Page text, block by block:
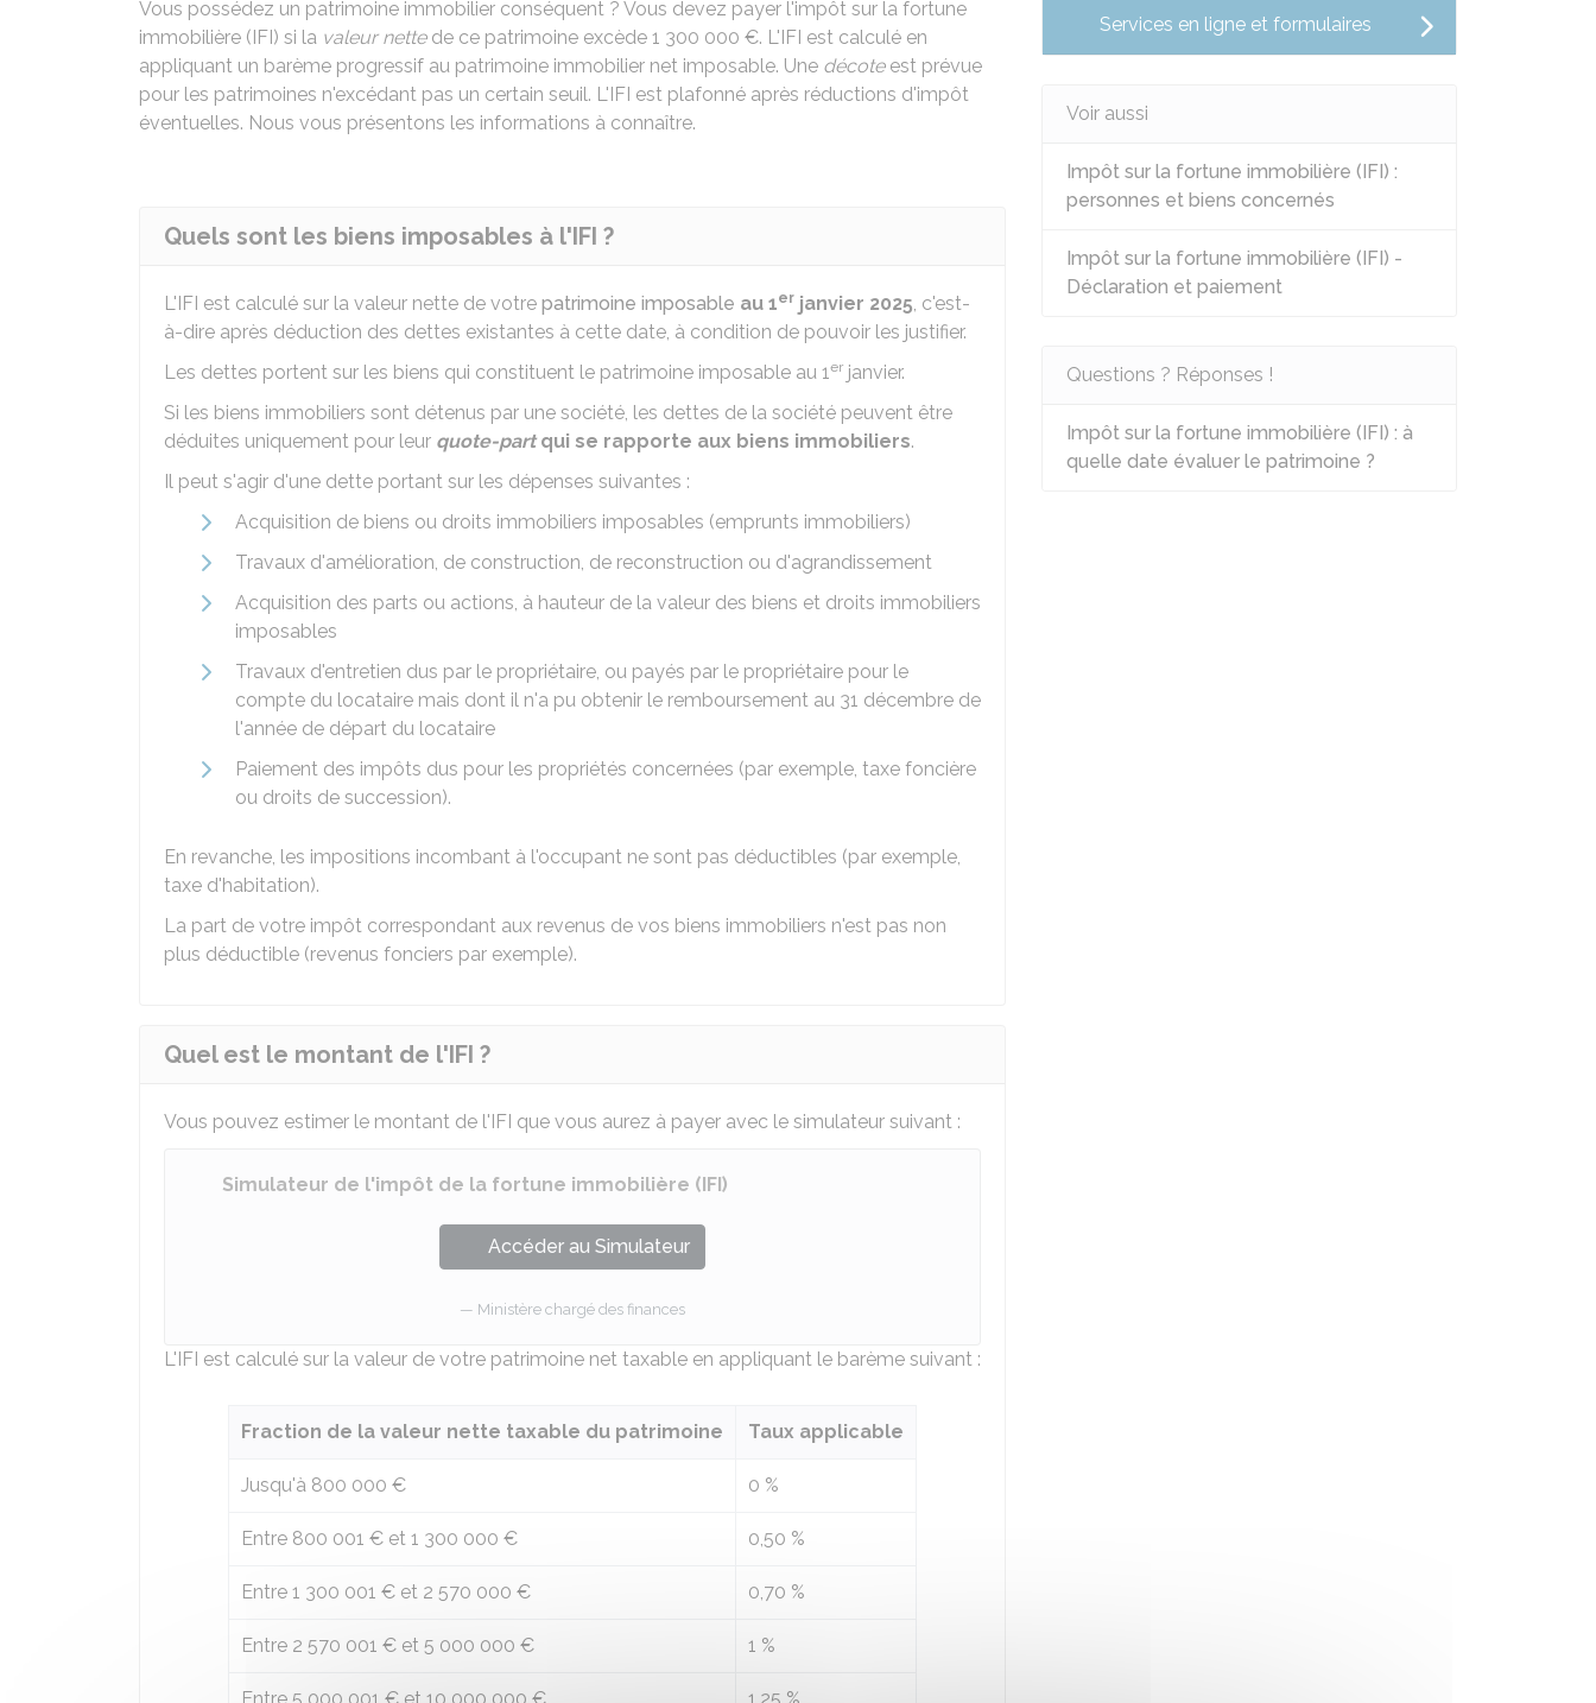
Vous possédez un patrimoine immobilier conséquent ? Vous devez payer l'impôt sur la fortune
immobilière (IFI) si la valeur nettede ce patrimoine excède 1 300 000 €. L'IFI est calculé en
appliquant un barème progressif au patrimoine immobilier net imposable. Une décoteest prévue
pour les patrimoines n'excédant pas un certain seuil. L'IFI est plafonné après réductions d'impôt
éventuelles. Nous vous présentons les informations à connaître.
Quels sont les biens imposables à l'IFI ?
L'IFI est calculé sur la valeur nette de votre patrimoine imposable au 1er janvier 2025, c'est-
à-dire après déduction des dettes existantes à cette date, à condition de pouvoir les justifier.
Les dettes portent sur les biens qui constituent le patrimoine imposable au 1er janvier.
Si les biens immobiliers sont détenus par une société, les dettes de la société peuvent être
déduites uniquement pour leur quote-partqui se rapporte aux biens immobiliers.
Il peut s'agir d'une dette portant sur les dépenses suivantes :
Acquisition de biens ou droits immobiliers imposables (emprunts immobiliers)
Travaux d'amélioration, de construction, de reconstruction ou d'agrandissement
Acquisition des parts ou actions, à hauteur de la valeur des biens et droits immobiliers
imposables
Travaux d'entretien dus par le propriétaire, ou payés par le propriétaire pour le
compte du locataire mais dont il n'a pu obtenir le remboursement au 31 décembre de
l'année de départ du locataire
Paiement des impôts dus pour les propriétés concernées (par exemple, taxe foncière
ou droits de succession).
En revanche, les impositions incombant à l'occupant ne sont pas déductibles (par exemple,
taxe d'habitation).
La part de votre impôt correspondant aux revenus de vos biens immobiliers n'est pas non
plus déductible (revenus fonciers par exemple).
Quel est le montant de l'IFI ?
Vous pouvez estimer le montant de l'IFI que vous aurez à payer avec le simulateur suivant :
Simulateur de l'impôt de la fortune immobilière (IFI)
Accéder au Simulateur
Ministère chargé des finances
L'IFI est calculé sur la valeur de votre patrimoine net taxable en appliquant le barème suivant :
Fraction de la valeur nette taxable du patrimoine Taux applicable
Jusqu'à 800 000 € 0 %
Entre 800 001 € et 1 300 000 € 0,50 %
Entre 1 300 001 € et 2 570 000 € 0,70 %
Entre 2 570 001 € et 5 000 000 € 1 %
Services en ligne et formulaires
Voir aussi
Impôt sur la fortune immobilière (IFI) :
personnes et biens concernés
Impôt sur la fortune immobilière (IFI) -
Déclaration et paiement
Questions ? Réponses !
Impôt sur la fortune immobilière (IFI) : à
quelle date évaluer le patrimoine ?